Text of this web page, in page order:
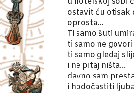
ostavit ću otisak
oprosta…
Ti samo šuti
ti samo ne govori
ti samo gledaj
i ne pitaj ništa…
davno sam
i hodočastiti